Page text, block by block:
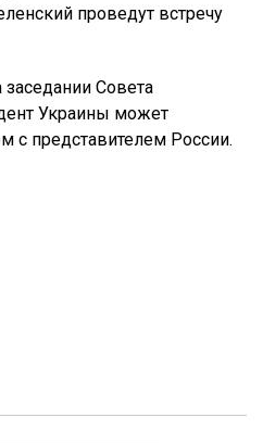
проведут встречу
заседании Совета
Украины может
с представителем России.